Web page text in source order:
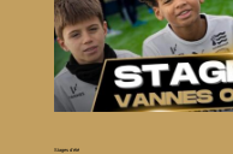
Stages d’été